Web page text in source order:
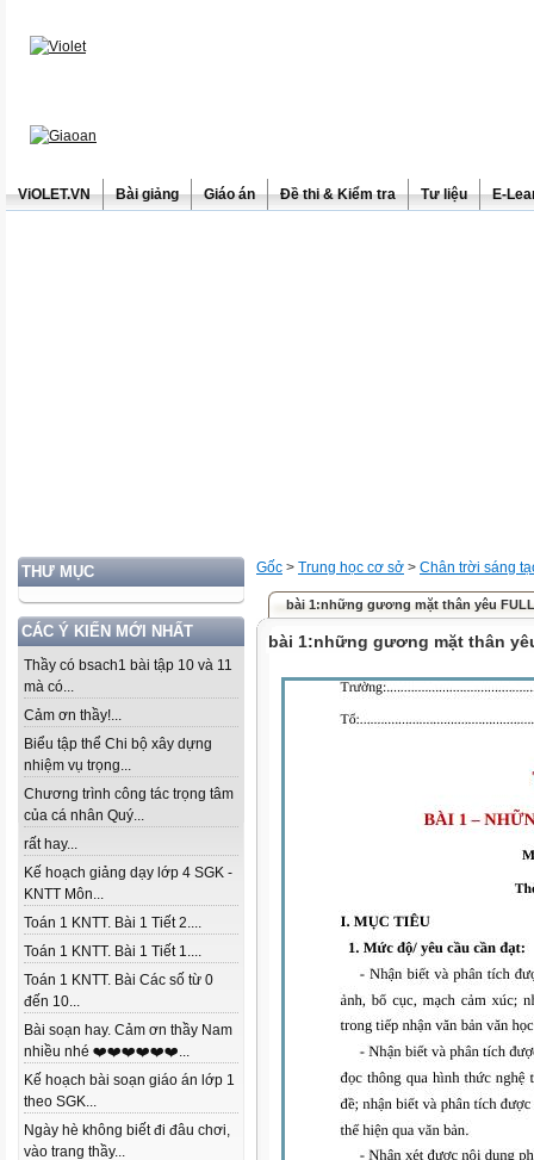
ViOLET.VN Bài giảng Giáo án Đề thi & Kiểm tra Tư liệu E-
THƯ MỤC
CÁC Ý KIẾN MỚI NHẤT
Thầy có bsach1 bài tập 10 và 11
mà có...
Cảm ơn thầy!...
Biểu tập thể Chi bộ xây dựng
nhiệm vụ trọng...
Chương trình công tác trọng tâm
của cá nhân Quý...
rất hay...
Kế hoạch giảng dạy lớp 4 SGK -
KNTT Môn...
Toán 1 KNTT. Bài 1 Tiết 2....
Toán 1 KNTT. Bài 1 Tiết 1....
Toán 1 KNTT. Bài Các số từ 0
đến 10...
Bài soạn hay. Cảm ơn thầy Nam
nhiều nhé ❤️❤️❤️❤️❤️❤️...
Kế hoạch bài soạn giáo án lớp 1
theo SGK...
Ngày hè không biết đi đâu chơi,
vào trang thầy...
Gốc > Trung học cơ sở > Chân trời sáng
bài 1:những gương mặt thân yêu FULL
bài 1:những gương mặt thân